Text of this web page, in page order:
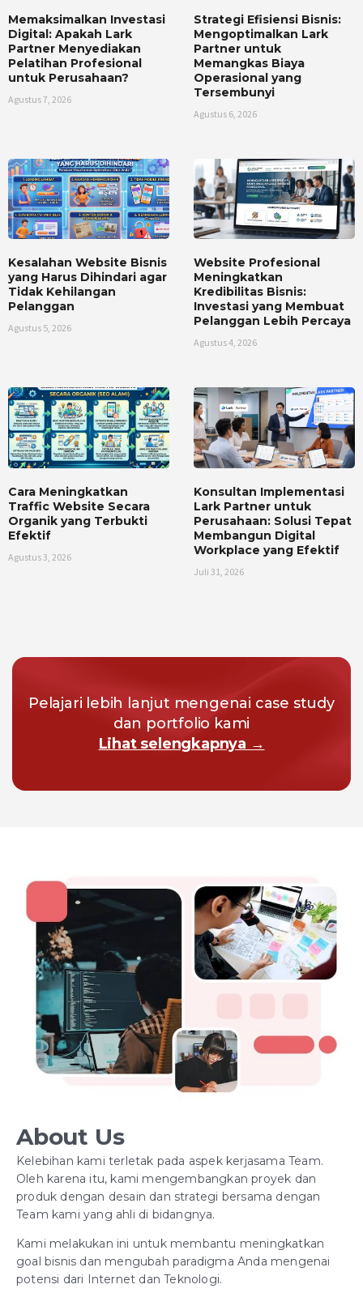
Memaksimalkan Investasi
Digital: Apakah Lark
Partner Menyediakan
Pelatihan Profesional
untuk Perusahaan?
Agustus 7, 2026
Strategi Efisiensi Bisnis:
Mengoptimalkan Lark
Partner untuk
Memangkas Biaya
Operasional yang
Tersembunyi
Agustus 6, 2026
Kesalahan Website Bisnis
yang Harus Dihindari agar
Tidak Kehilangan
Pelanggan
Agustus 5, 2026
Website Profesional
Meningkatkan
Kredibilitas Bisnis:
Investasi yang Membuat
Pelanggan Lebih Percaya
Agustus 4, 2026
Cara Meningkatkan
Traffic Website Secara
Organik yang Terbukti
Efektif
Agustus 3, 2026
Konsultan Implementasi
Lark Partner untuk
Perusahaan: Solusi Tepat
Membangun Digital
Workplace yang Efektif
Juli 31, 2026
Pelajari lebih lanjut mengenai case study
dan portfolio kami
Lihat selengkapnya →
About Us
Kelebihan kami terletak pada aspek kerjasama Team.
Oleh karena itu, kami mengembangkan proyek dan
produk dengan desain dan strategi bersama dengan
Team kami yang ahli di bidangnya.
Kami melakukan ini untuk membantu meningkatkan
goal bisnis dan mengubah paradigma Anda mengenai
potensi dari Internet dan Teknologi.